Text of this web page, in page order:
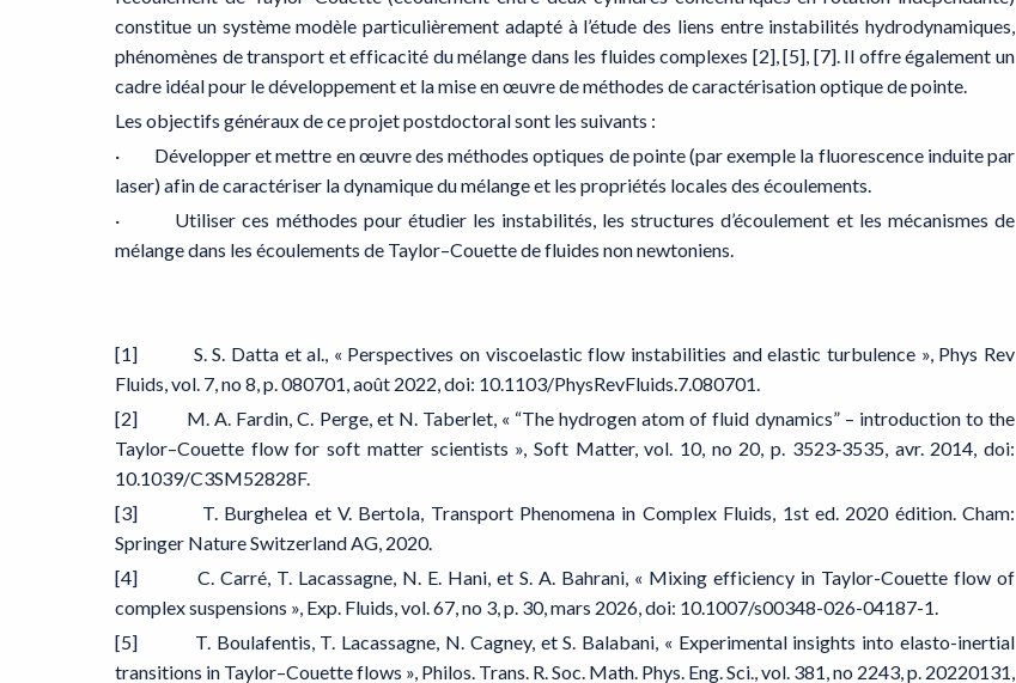
constitue un système modèle particulièrement adapté à l’étude des liens entre instabilités hydrodynamiques,
phénomènes de transport et efficacité du mélange dans les fluides complexes [2], [5], [7]. Il offre également un
cadre idéal pour le développement et la mise en œuvre de méthodes de caractérisation optique de pointe.
Les objectifs généraux de ce projet postdoctoral sont les suivants :
· Développer et mettre en œuvre des méthodes optiques de pointe (par exemple la fluorescence induite par
laser) afin de caractériser la dynamique du mélange et les propriétés locales des écoulements.
· Utiliser ces méthodes pour étudier les instabilités, les structures d’écoulement et les mécanismes de
mélange dans les écoulements de Taylor–Couette de fluides non newtoniens.
[1] S. S. Datta et al., « Perspectives on viscoelastic flow instabilities and elastic turbulence », Phys Rev
Fluids, vol. 7, no 8, p. 080701, août 2022, doi: 10.1103/PhysRevFluids.7.080701.
[2] M. A. Fardin, C. Perge, et N. Taberlet, « “The hydrogen atom of fluid dynamics” – introduction to the
Taylor–Couette flow for soft matter scientists », Soft Matter, vol. 10, no 20, p. 3523‑3535, avr. 2014, doi:
10.1039/C3SM52828F.
[3] T. Burghelea et V. Bertola, Transport Phenomena in Complex Fluids, 1st ed. 2020 édition. Cham:
Springer Nature Switzerland AG, 2020.
[4] C. Carré, T. Lacassagne, N. E. Hani, et S. A. Bahrani, « Mixing efficiency in Taylor-Couette flow of
complex suspensions », Exp. Fluids, vol. 67, no 3, p. 30, mars 2026, doi: 10.1007/s00348-026-04187-1.
[5] T. Boulafentis, T. Lacassagne, N. Cagney, et S. Balabani, « Experimental insights into elasto-inertial
transitions in Taylor–Couette flows », Philos. Trans. R. Soc. Math. Phys. Eng. Sci., vol. 381, no 2243, p. 20220131,